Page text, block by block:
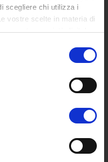
scegliere chi utilizza i
vostre scelte in materia di
questa proprietà digitale
consenso in qualsiasi
sui cookie o facendo clic
sulla tua posizione
di qualche
scansionandolo
courses
for initial teacher training,
training and qualifying
of Course Profiles